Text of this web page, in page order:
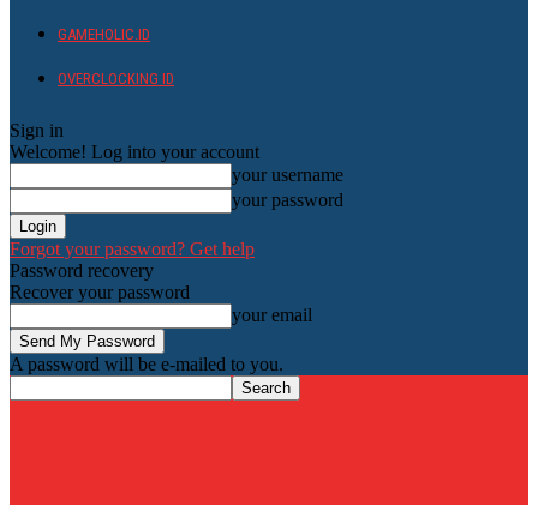
GAMEHOLIC.ID
OVERCLOCKING ID
Sign in
Welcome! Log into your account
your username
your password
Forgot your password? Get help
Password recovery
Recover your password
your email
A password will be e-mailed to you.